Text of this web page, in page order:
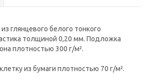
глянцевого белого тонкого
толщиной 0,20 мм. Подложка
плотностью 300 г/м².
из бумаги плотностью 70 г/м².